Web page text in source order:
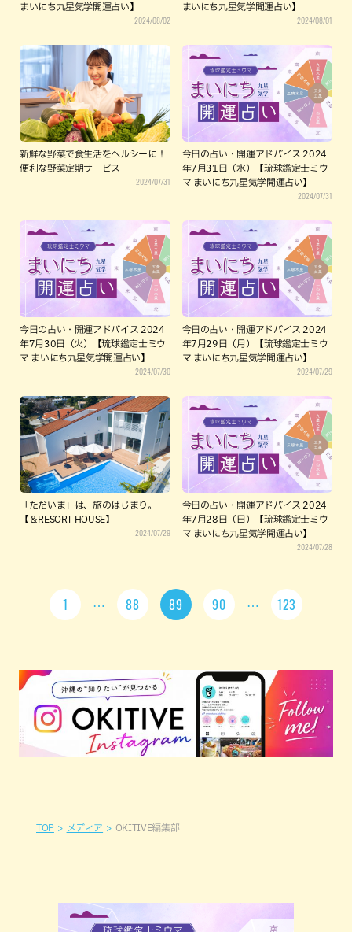
まいにち九星気学開運占い】
2024/08/02
まいにち九星気学開運占い】
2024/08/01
新鮮な野菜で食生活をヘルシーに！
便利な野菜定期サービス
2024/07/31
今日の占い・開運アドバイス 2024
年7月31日（水）【琉球鑑定士ミウ
マ まいにち九星気学開運占い】
2024/07/31
今日の占い・開運アドバイス 2024
年7月30日（火）【琉球鑑定士ミウ
マ まいにち九星気学開運占い】
2024/07/30
今日の占い・開運アドバイス 2024
年7月29日（月）【琉球鑑定士ミウ
マ まいにち九星気学開運占い】
2024/07/29
「ただいま」は、旅のはじまり。
【＆RESORT HOUSE】
2024/07/29
今日の占い・開運アドバイス 2024
年7月28日（日）【琉球鑑定士ミウ
マ まいにち九星気学開運占い】
2024/07/28
1 88 89 90 123
TOP メディア OKITIVE編集部